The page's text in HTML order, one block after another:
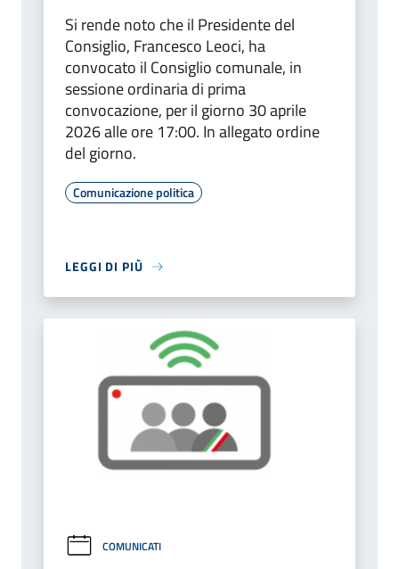
Si rende noto che il Presidente del
Consiglio, Francesco Leoci, ha
convocato il Consiglio comunale, in
sessione ordinaria di prima
convocazione, per il giorno 30 aprile
2026 alle ore 17:00. In allegato ordine
del giorno.
Comunicazione politica
LEGGI DI PIÙ
COMUNICATI